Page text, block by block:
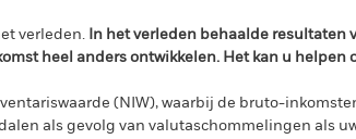
verleden. In het verleden behaalde
heel anders ontwikkelen. Het kan u helpen
(NIW), waarbij de bruto-
als gevolg van valutaschommelingen als